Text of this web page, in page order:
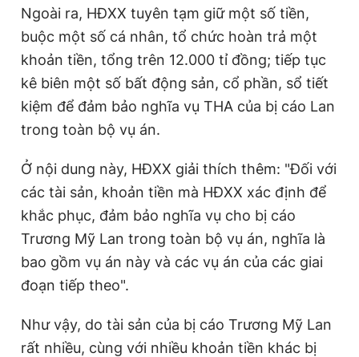
Ngoài ra, HĐXX tuyên tạm giữ một số tiền,
buộc một số cá nhân, tổ chức hoàn trả một
khoản tiền, tổng trên 12.000 tỉ đồng; tiếp tục
kê biên một số bất động sản, cổ phần, sổ tiết
kiệm để đảm bảo nghĩa vụ THA của bị cáo Lan
trong toàn bộ vụ án.
Ở nội dung này, HĐXX giải thích thêm: "Đối với
các tài sản, khoản tiền mà HĐXX xác định để
khắc phục, đảm bảo nghĩa vụ cho bị cáo
Trương Mỹ Lan trong toàn bộ vụ án, nghĩa là
bao gồm vụ án này và các vụ án của các giai
đoạn tiếp theo".
Như vậy, do tài sản của bị cáo Trương Mỹ Lan
rất nhiều, cùng với nhiều khoản tiền khác bị